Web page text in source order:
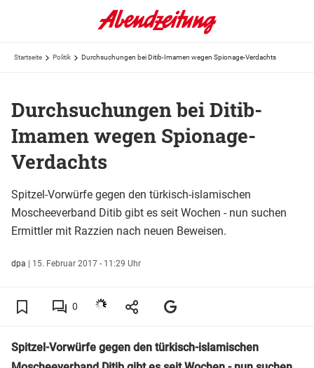
Startseite Politik Durchsuchungen bei Ditib-Imamen wegen Spionage-Verdachts
Durchsuchungen bei Ditib-
Imamen wegen Spionage-
Verdachts
Spitzel-Vorwürfe gegen den türkisch-islamischen
Moscheeverband Ditib gibt es seit Wochen - nun suchen
Ermittler mit Razzien nach neuen Beweisen.
dpa | 15. Februar 2017 - 11:29 Uhr
0
Spitzel-Vorwürfe gegen den türkisch-islamischen